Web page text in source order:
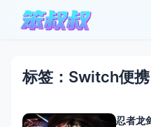
标签：Switch便携
忍者龙